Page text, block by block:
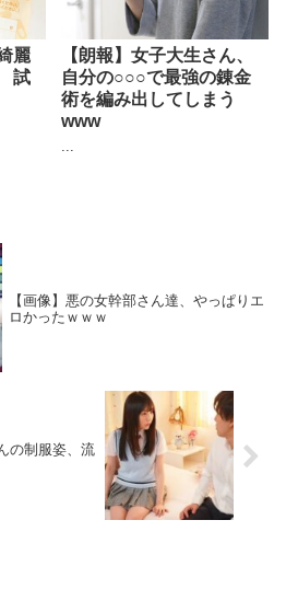
麗
試
【朗報】女子大生さん、
自分の○○○で最強の錬金
術を編み出してしまう
www
...
【画像】悪の女幹部さん達、やっぱりエ
ロかったｗｗｗ
の制服姿、流